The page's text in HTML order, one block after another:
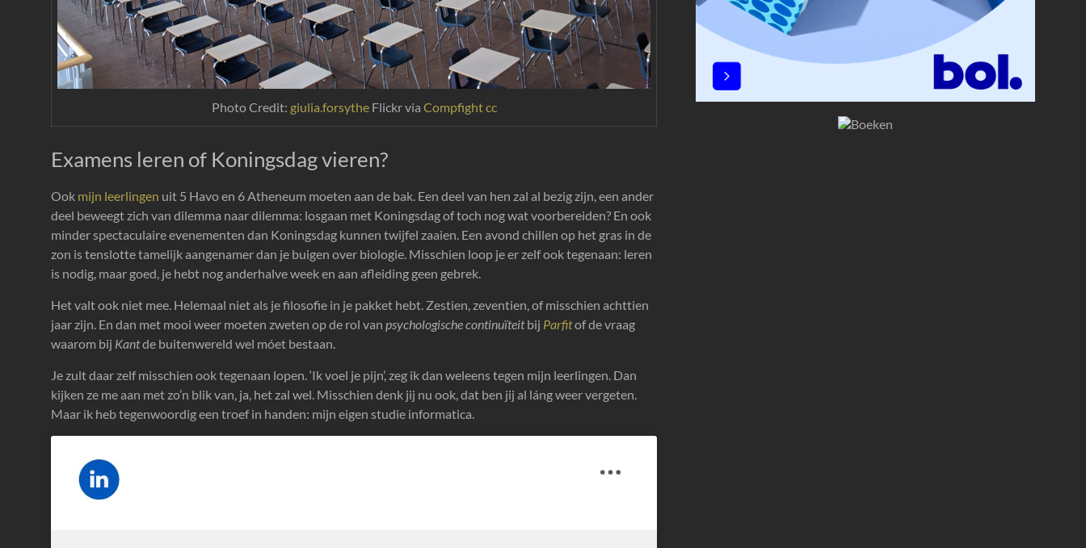
Photo Credit: giulia.forsytheFlickr via Compfightcc
Examens leren of Koningsdag vieren?
Ook mijn leerlingen uit 5 Havo en 6 Atheneum moeten aan de bak. Een deel van hen zal al bezig zijn, een ander
deel beweegt zich van dilemma naar dilemma: losgaan met Koningsdag of toch nog wat voorbereiden? En ook
minder spectaculaire evenementen dan Koningsdag kunnen twijfel zaaien. Een avond chillen op het gras in de
zon is tenslotte tamelijk aangenamer dan je buigen over biologie. Misschien loop je er zelf ook tegenaan: leren
is nodig, maar goed, je hebt nog anderhalve week en aan afleiding geen gebrek.
Het valt ook niet mee. Helemaal niet als je filosofie in je pakket hebt. Zestien, zeventien, of misschien achttien
jaar zijn. En dan met mooi weer moeten zweten op de rol van psychologische continuïteitbij Parfitof de vraag
waarom bij Kantde buitenwereld wel móet bestaan.
Je zult daar zelf misschien ook tegenaan lopen. ‘Ik voel je pijn’, zeg ik dan weleens tegen mijn leerlingen. Dan
kijken ze me aan met zo’n blik van, ja, het zal wel. Misschien denk jij nu ook, dat ben jij al láng weer vergeten.
Maar ik heb tegenwoordig een troef in handen: mijn eigen studie informatica.